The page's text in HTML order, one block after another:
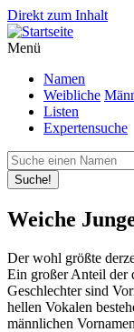
Direkt zum Inhalt
Menü
Namen
Weibliche
Listen
Expertensuche
Suche!
Weiche
Der wohl größte
Ein großer Anteil der
Geschlechter sind
hellen Vokalen
männlichen